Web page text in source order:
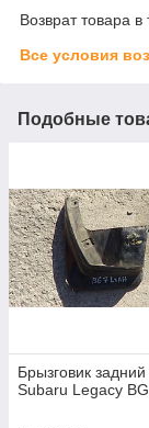
Возврат товара
Все условия
Подобные
Брызговик
Subaru Legacy